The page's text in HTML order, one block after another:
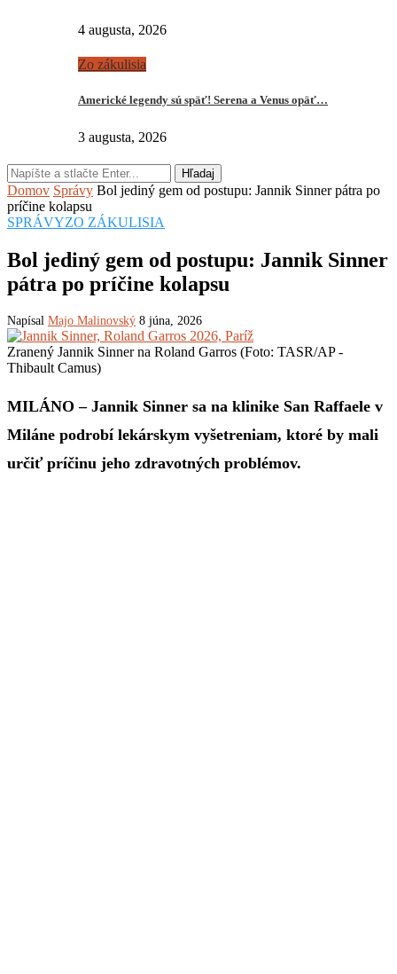
4 augusta, 2026
Zo zákulisia
Americké legendy sú späť! Serena a Venus opäť…
3 augusta, 2026
Hľadaj
Domov Správy Bol jediný gem od postupu: Jannik Sinner pátra po
príčine kolapsu
SPRÁVYZO ZÁKULISIA
Bol jediný gem od postupu: Jannik Sinner
pátra po príčine kolapsu
Napísal Majo Malinovský 8 júna, 2026
Zranený Jannik Sinner na Roland Garros (Foto: TASR/AP -
Thibault Camus)
MILÁNO – Jannik Sinner sa na klinike San Raffaele v
Miláne podrobí lekárskym vyšetreniam, ktoré by mali
určiť príčinu jeho zdravotných problémov.